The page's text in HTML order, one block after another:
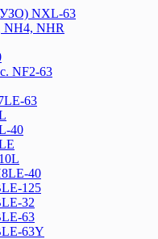
двигателем
NXL-63
NH4, NHR
NF2-63
63
40
40
125
32
63
63Y